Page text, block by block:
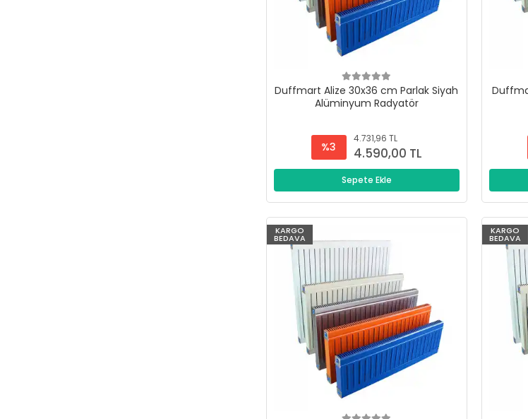
Duffmart Alize 30x36 cm Parlak Siyah
Alüminyum Radyatör
%3
4.731,96 TL
4.590,00 TL
Sepete Ekle
KARGO
BEDAVA
KARGO
BEDAVA